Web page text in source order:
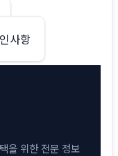
사항
을 위한 전문 정보